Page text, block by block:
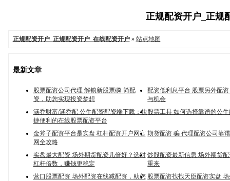
正规配资开户_正规
正规配资开户_正规配资开户_在线配资开户» 站点地图
最新文章
股票配资公司代理 解锁新股票磷-简配
资，助您实现投资梦想
配资低利息平台 股票另外配
与机会
涵乔财富/涵乔配 公牛配资配资端下载：快
捷便利的在线股票配资平台
股票工具 如何选择靠谱的公
金斧子配资平台是实盘 杠杆配资开户网官
网全攻略
期货配资 骗 代理配资公司靠
实盘最大配资 场外期货配资几倍好？选对
杠杆倍数，赚钱更稳定
炒股配资最新信息 场外期货
重来
营口股票配资 场外配资在线减配资，助您 股票配资找找天臣配资实盘